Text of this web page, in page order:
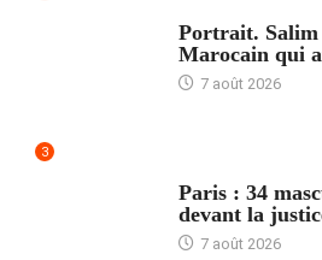
Portrait.
Marocain qui
7 août 2026
3
Paris : 34
devant la
7 août 2026